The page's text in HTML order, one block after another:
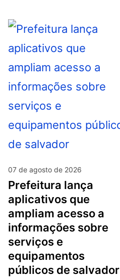
07 de agosto de 2026
prefeitura lança
aplicativos que
ampliam acesso a
informações sobre
serviços e
equipamentos
públicos de salvador